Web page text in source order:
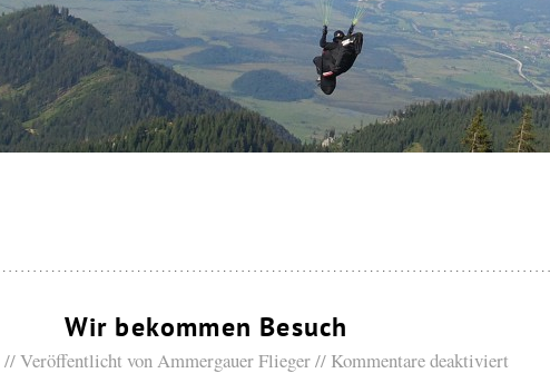
Wir bekommen Besuch
Veröffentlicht vonAmmergauer Flieger Kommentare deaktiviert